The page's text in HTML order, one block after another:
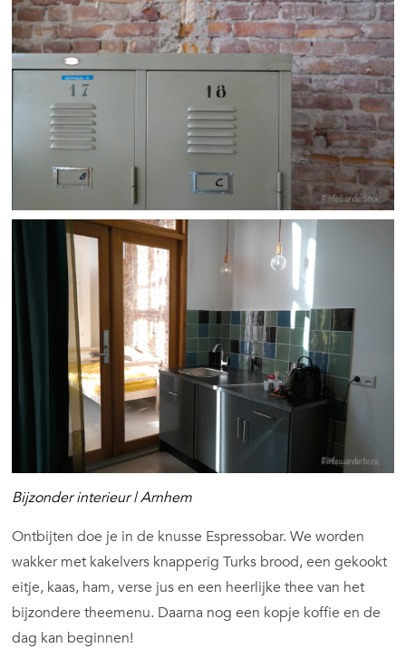
Bijzonder interieur | Arnhem
Ontbijten doe je in de knusse Espressobar. We worden
wakker met kakelvers knapperig Turks brood, een gekookt
eitje, kaas, ham, verse jus en een heerlijke thee van het
bijzondere theemenu. Daarna nog een kopje koffie en de
dag kan beginnen!